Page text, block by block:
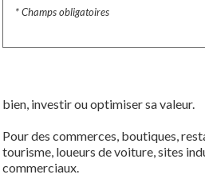
* Champs obligatoires
bien, investir ou optimiser sa valeur.
Pour des commerces, boutiques,
tourisme, loueurs de voiture, sites
commerciaux.